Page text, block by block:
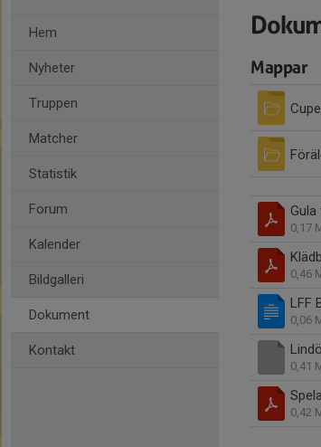
Hem
Nyheter
Truppen
Matcher
Statistik
Forum
Kalender
Bildgalleri
Dokument
Kontakt
Mappar
0,17
0,46
LFF
0,06
0,41
0,42